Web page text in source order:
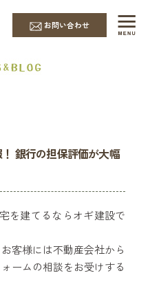
お問い合わせ
NEWS
銀行の担保評価が大幅
を建てるならオギ建設で
客様には不動産会社から
ームの相談をお受けする